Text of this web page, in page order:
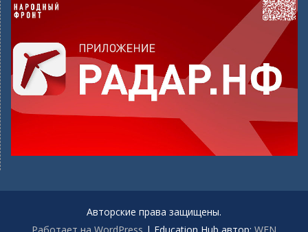
Авторские права защищены.